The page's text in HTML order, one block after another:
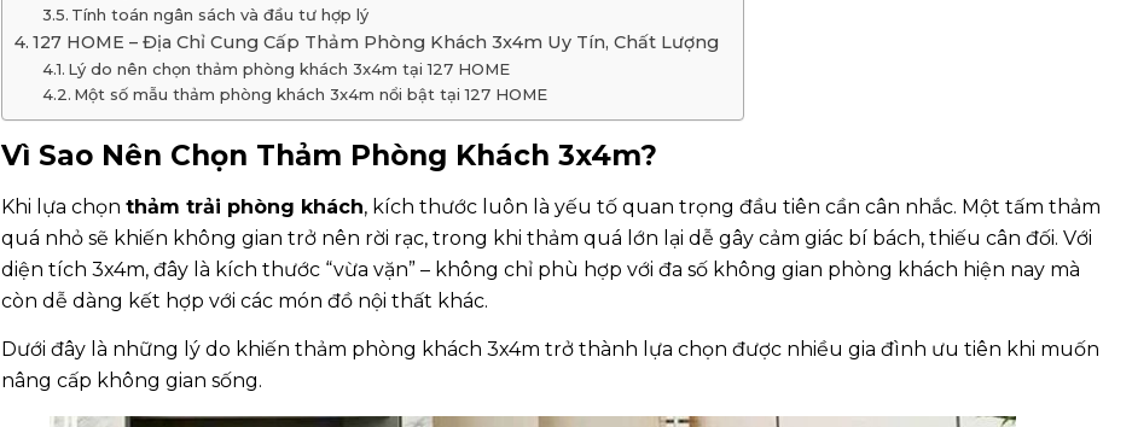
Tính toán ngân sách và đầu tư hợp lý
127 HOME – Địa Chỉ Cung Cấp Thảm Phòng Khách 3x4m Uy Tín, Chất Lượng
Lý do nên chọn thảm phòng khách 3x4m tại 127 HOME
Một số mẫu thảm phòng khách 3x4m nổi bật tại 127 HOME
Vì Sao Nên Chọn Thảm Phòng Khách 3x4m?
Khi lựa chọn thảm trải phòng khách, kích thước luôn là yếu tố quan trọng đầu tiên cần cân nhắc. Một tấm thảm
quá nhỏ sẽ khiến không gian trở nên rời rạc, trong khi thảm quá lớn lại dễ gây cảm giác bí bách, thiếu cân đối. Với
diện tích 3x4m, đây là kích thước “vừa vặn” – không chỉ phù hợp với đa số không gian phòng khách hiện nay mà
còn dễ dàng kết hợp với các món đồ nội thất khác.
Dưới đây là những lý do khiến thảm phòng khách 3x4m trở thành lựa chọn được nhiều gia đình ưu tiên khi muốn
nâng cấp không gian sống.